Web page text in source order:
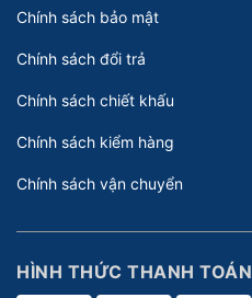
Chính sách bảo mật
Chính sách đổi trả
Chính sách chiết khấu
Chính sách kiểm hàng
Chính sách vận chuyển
HÌNH THỨC THANH TOÁN